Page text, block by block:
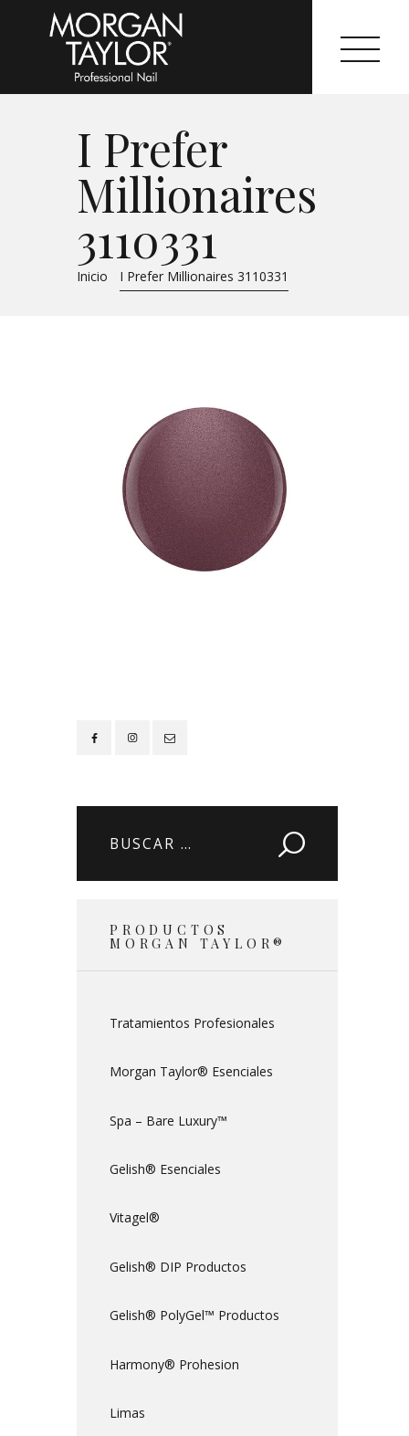
I Prefer
Millionaires
3110331
Inicio I Prefer Millionaires 3110331
Morgan Taylor®
Sistemas Profesionales
Cartas de Color
Catálogo
Buscar:
PRODUCTOS
MORGAN TAYLOR®
Tratamientos Profesionales
Morgan Taylor® Esenciales
Spa – Bare Luxury™
Gelish® Esenciales
Vitagel®
Gelish® DIP Productos
Gelish® PolyGel™ Productos
Harmony® Prohesion
Limas